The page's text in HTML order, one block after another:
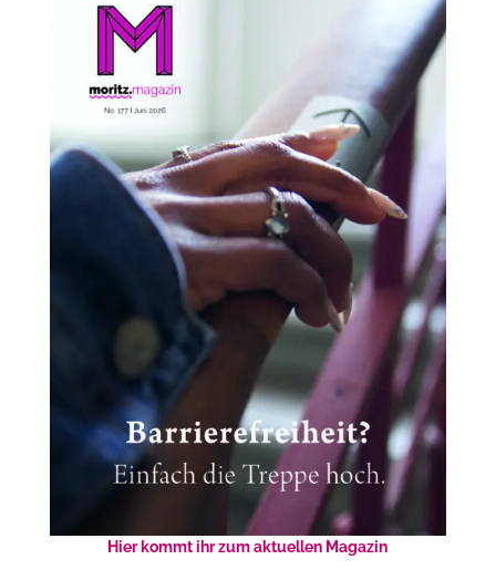
Hier kommt ihr zum aktuellen Magazin